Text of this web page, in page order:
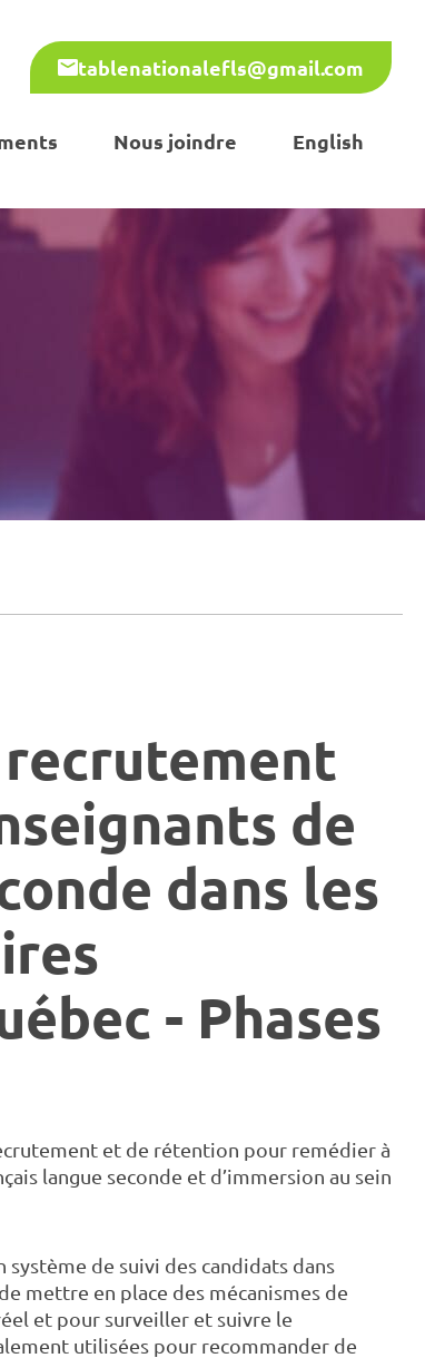
tablenationalefls@gmail.com
Nous joindre English
de
dans les
- Phases
et de rétention pour remédier à
langue seconde et d’immersion au sein
de suivi des candidats dans
mettre en place des mécanismes de
et pour surveiller et suivre le
utilisées pour recommander de